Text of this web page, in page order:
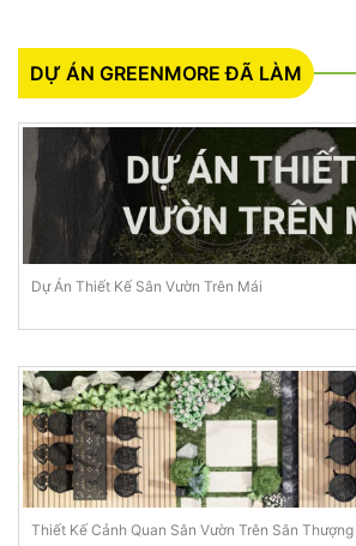
DỰ ÁN GREENMORE ĐÃ LÀM
Dự Án Thiết Kế Sân Vườn Trên Mái
Thiết Kế Cảnh Quan Sân Vườn Trên Sân Thượng